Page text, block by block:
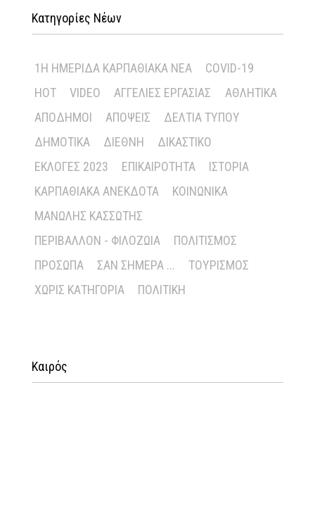
Κατηγορίες Νέων
1Η ΗΜΕΡΊΔΑ ΚΑΡΠΑΘΙΑΚΆ ΝΈΑ
COVID-19
HOT
VIDEO ΑΓΓΕΛΊΕΣ ΕΡΓΑΣΊΑΣ
ΑΘΛΗΤΙΚΆ
ΑΠΌΔΗΜΟΙ
ΑΠΌΨΕΙΣ
ΔΕΛΤΊΑ ΤΎΠΟΥ
ΔΗΜΟΤΙΚΆ
ΔΙΕΘΝΉ
ΔΙΚΑΣΤΙΚΌ
ΕΚΛΟΓΈΣ 2023
ΕΠΙΚΑΙΡΌΤΗΤΑ
ΙΣΤΟΡΊΑ
ΚΑΡΠΑΘΙΑΚΆ ΑΝΈΚΔΟΤΑ
ΚΟΙΝΩΝΙΚΆ
ΜΑΝΏΛΗΣ ΚΑΣΣΏΤΗΣ
ΠΕΡΙΒΆΛΛΟΝ - ΦΙΛΟΖΩΊΑ
ΠΟΛΙΤΙΣΜΌΣ
ΠΡΌΣΩΠΑ
ΣΑΝ ΣΉΜΕΡΑ ...
ΤΟΥΡΙΣΜΌΣ
ΧΩΡΊΣ ΚΑΤΗΓΟΡΊΑ
ΠΟΛΙΤΙΚΉ
Καιρός